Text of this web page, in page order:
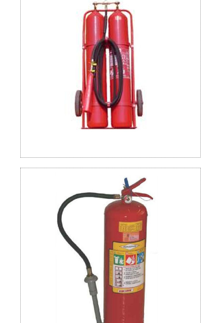
Componentes e acessórios
Componentes
Suportes
Sinalização
Capas e Abrigos
Abrigo para Hidrante (Embutir)
Abrigo para Hidrante (Sobrepor)
Capas plásticas
Extintores
Carga d’agua
Portáteis
Sobre-rodas
Carga de CO2